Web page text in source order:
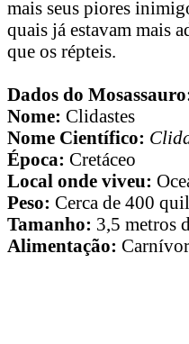
mais seus piores
quais já estavam mais
que os répteis.
Dados do
Nome: Clidastes
Nome Científico:
Época: Cretáceo
Local onde viveu:
Peso: Cerca de 400
Tamanho: 3,5 metros
Alimentação: